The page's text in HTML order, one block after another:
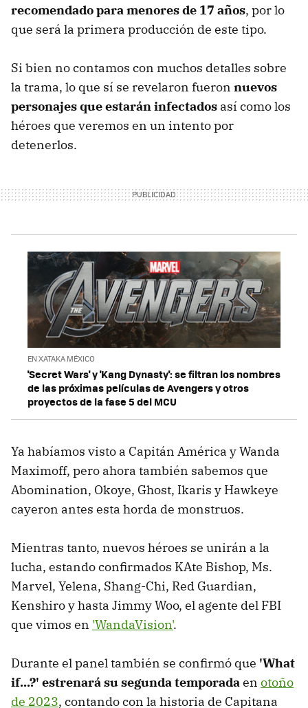
recomendado para menores de 17 años, por lo
que será la primera producción de este tipo.
Si bien no contamos con muchos detalles sobre
la trama, lo que sí se revelaron fueron nuevos
personajes que estarán infectados así como los
héroes que veremos en un intento por
detenerlos.
EN XATAKA MÉXICO
'Secret Wars' y 'Kang Dynasty': se filtran los nombres
de las próximas películas de Avengers y otros
proyectos de la fase 5 del MCU
Ya habíamos visto a Capitán América y Wanda
Maximoff, pero ahora también sabemos que
Abomination, Okoye, Ghost, Ikaris y Hawkeye
cayeron antes esta horda de monstruos.
Mientras tanto, nuevos héroes se unirán a la
lucha, estando confirmados KAte Bishop, Ms.
Marvel, Yelena, Shang-Chi, Red Guardian,
Kenshiro y hasta Jimmy Woo, el agente del FBI
que vimos en 'WandaVision'.
Durante el panel también se confirmó que 'What
if...?' estrenará su segunda temporadaen otoño
de 2023, contando con la historia de Capitana